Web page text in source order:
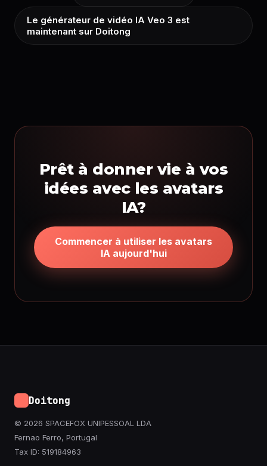
Le générateur de vidéo IA Veo 3 est
maintenant sur Doitong
Prêt à donner vie à vos
idées avec les avatars
IA?
Commencer à utiliser les avatars
IA aujourd'hui
Doitong
© 2026 SPACEFOX UNIPESSOAL LDA
Fernao Ferro, Portugal
Tax ID: 519184963